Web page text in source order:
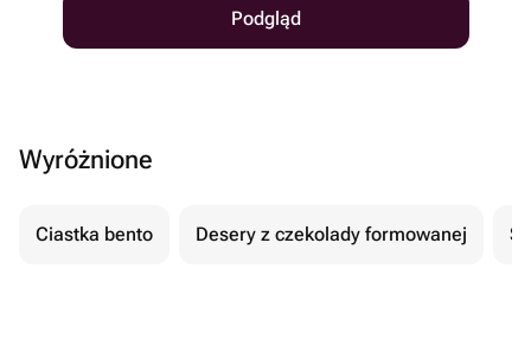
Podgląd
Wyróżnione
Ciastka bento Desery z czekolady formowanej